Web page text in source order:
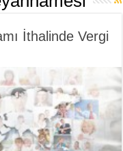
İthalinde Vergi